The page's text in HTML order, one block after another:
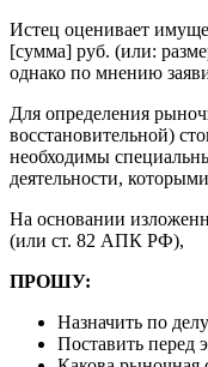
Истец оценивает
[сумма] руб. (или:
однако по мнению
Для определения
восстановительной)
необходимы
деятельности,
На основании
(или ст. 82 АПК РФ),
ПРОШУ:
Назначить по
Поставить перед